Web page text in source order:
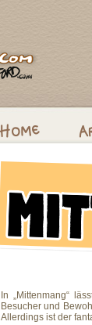
In „Mittenmang“
Besucher und
Allerdings ist der